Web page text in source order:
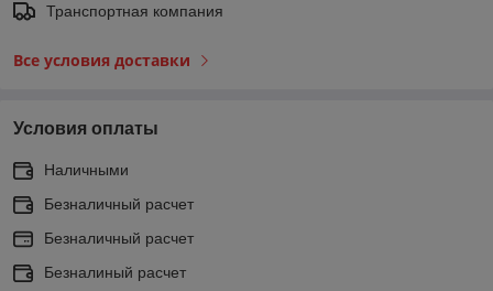
Транспортная компания
Все условия доставки
Условия оплаты
Наличными
Безналичный расчет
Безналичный расчет
Безналиный расчет